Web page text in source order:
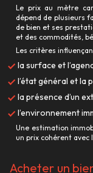
Le prix au mètre
dépend de plusieurs
de bien et ses
et des commodités,
Les critères
la surface et
l’état général et la
la présence d’un
l’environnement
Une estimation
un prix cohérent avec
Acheter un